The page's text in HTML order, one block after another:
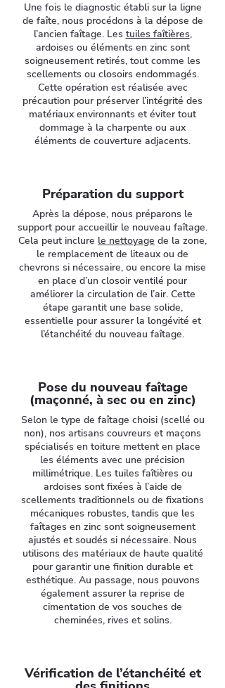
Une fois le diagnostic établi sur la ligne
de faîte, nous procédons à la dépose de
l’ancien faîtage. Les tuiles faîtières,
ardoises ou éléments en zinc sont
soigneusement retirés, tout comme les
scellements ou closoirs endommagés.
Cette opération est réalisée avec
précaution pour préserver l’intégrité des
matériaux environnants et éviter tout
dommage à la charpente ou aux
éléments de couverture adjacents.
Préparation du support
Après la dépose, nous préparons le
support pour accueillir le nouveau faîtage.
Cela peut inclure le nettoyage de la zone,
le remplacement de liteaux ou de
chevrons si nécessaire, ou encore la mise
en place d’un closoir ventilé pour
améliorer la circulation de l’air. Cette
étape garantit une base solide,
essentielle pour assurer la longévité et
l’étanchéité du nouveau faîtage.
Pose du nouveau faîtage
(maçonné, à sec ou en zinc)
Selon le type de faîtage choisi (scellé ou
non), nos artisans couvreurs et maçons
spécialisés en toiture mettent en place
les éléments avec une précision
millimétrique. Les tuiles faîtières ou
ardoises sont fixées à l’aide de
scellements traditionnels ou de fixations
mécaniques robustes, tandis que les
faîtages en zinc sont soigneusement
ajustés et soudés si nécessaire. Nous
utilisons des matériaux de haute qualité
pour garantir une finition durable et
esthétique. Au passage, nous pouvons
également assurer la reprise de
cimentation de vos souches de
cheminées, rives et solins.
Vérification de l’étanchéité et